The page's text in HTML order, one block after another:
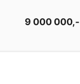
9 000 000,-